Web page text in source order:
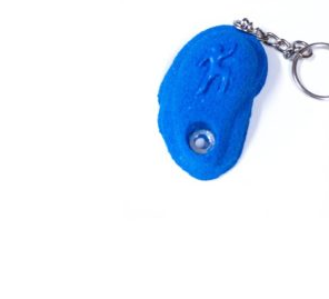
6
9
0
0
€